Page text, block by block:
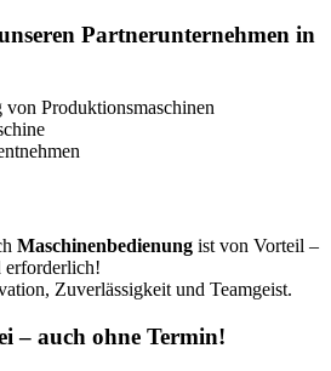
Partnerunternehmen in
Produktionsmaschinen
Maschinenbedienung ist von Vorteil –
erforderlich!
Zuverlässigkeit und Teamgeist.
– auch ohne Termin!